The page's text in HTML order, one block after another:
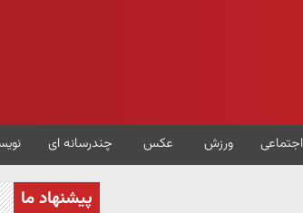
اجتماعی ورزش عکس چندرسانه ای
پیشنهاد ما